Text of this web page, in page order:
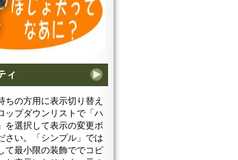
ィ
ちの方用に表示切り替え
ップダウンリストで「ハ
を選択して表示の変更ボ
さい。「シンプル」では
て最小限の装飾ででコピ